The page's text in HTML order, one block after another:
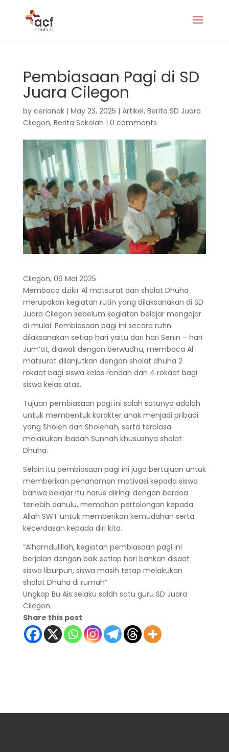
Pembiasaan Pagi di SD
Juara Cilegon
by cerianak| May 23, 2025 | Artikel, Berita SD Juara
Cilegon, Berita Sekolah | 0 comments
Cilegon, 09 Mei 2025
Membaca dzikir Al matsurat dan shalat Dhuha
merupakan kegiatan rutin yang dilaksanakan di SD
Juara Cilegon sebelum kegiatan belajar mengajar
di mulai. Pembiasaan pagi ini secara rutin
dilaksanakan setiap hari yaitu dari hari Senin – hari
Jum’at, diawali dengan berwudhu, membaca Al
matsurat dilanjutkan dengan sholat dhuha 2
rokaat bagi siswa kelas rendah dan 4 rokaat bagi
siswa kelas atas.
Tujuan pembiasaan pagi ini salah satunya adalah
untuk membentuk karakter anak menjadi pribadi
yang Sholeh dan Sholehah, serta terbiasa
melakukan ibadah Sunnah khususnya sholat
Dhuha.
Selain itu pembiasaan pagi ini juga bertujuan untuk
memberikan penanaman motivasi kepada siswa
bahwa belajar itu harus diiringi dengan berdoa
terlebih dahulu, memohon pertolongan kepada
Allah SWT untuk memberikan kemudahan serta
kecerdasan kepada diri kita.
“Alhamdulillah, kegiatan pembiasaan pagi ini
berjalan dengan baik setiap hari bahkan disaat
siswa liburpun, siswa masih tetap melakukan
sholat Dhuha di rumah”
Ungkap Bu Ais selaku salah satu guru SD Juara
Cilegon.
Share this post